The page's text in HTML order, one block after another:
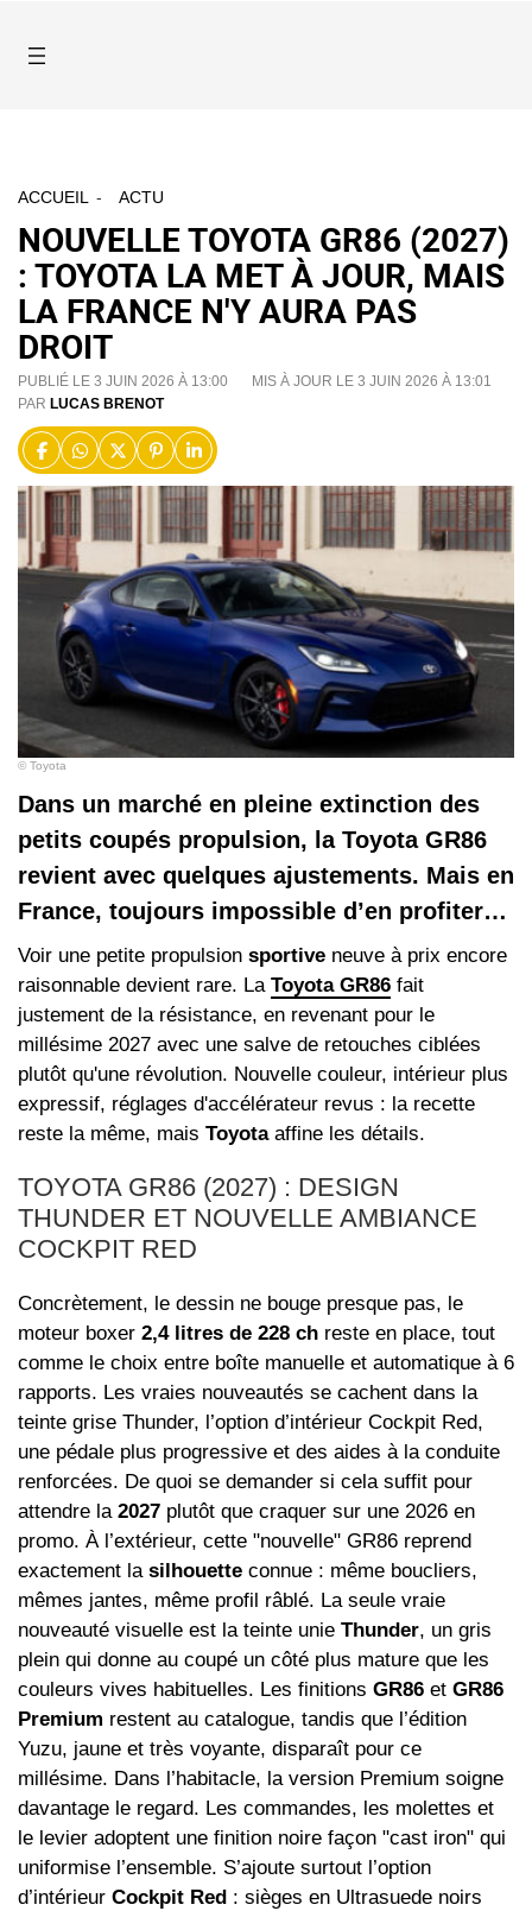
ACCUEIL ACTU
NOUVELLE TOYOTA GR86 (2027)
: TOYOTA LA MET À JOUR, MAIS
LA FRANCE N'Y AURA PAS
DROIT
PUBLIÉ LE 3 JUIN 2026 À 13:00
MIS À JOUR LE 3 JUIN 2026 À 13:01
PAR LUCAS BRENOT
© Toyota
Dans un marché en pleine extinction des
petits coupés propulsion, la Toyota GR86
revient avec quelques ajustements. Mais en
France, toujours impossible d’en profiter…
Voir une petite propulsion sportive neuve à prix encore
raisonnable devient rare. La Toyota GR86 fait
justement de la résistance, en revenant pour le
millésime 2027 avec une salve de retouches ciblées
plutôt qu'une révolution. Nouvelle couleur, intérieur plus
expressif, réglages d'accélérateur revus : la recette
reste la même, mais Toyotaaffine les détails.
TOYOTA GR86 (2027) : DESIGN
THUNDER ET NOUVELLE AMBIANCE
COCKPIT RED
Concrètement, le dessin ne bouge presque pas, le
moteur boxer 2,4 litres de 228 ch reste en place, tout
comme le choix entre boîte manuelle et automatique à 6
rapports. Les vraies nouveautés se cachent dans la
teinte grise Thunder, l’option d’intérieur Cockpit Red,
une pédale plus progressive et des aides à la conduite
renforcées. De quoi se demander si cela suffit pour
attendre la 2027 plutôt que craquer sur une 2026 en
promo. À l’extérieur, cette "nouvelle" GR86 reprend
exactement la silhouette connue : même boucliers,
mêmes jantes, même profil râblé. La seule vraie
nouveauté visuelle est la teinte unie Thunder, un gris
plein qui donne au coupé un côté plus mature que les
couleurs vives habituelles. Les finitions GR86 et GR86
Premium restent au catalogue, tandis que l’édition
Yuzu, jaune et très voyante, disparaît pour ce
millésime. Dans l’habitacle, la version Premium soigne
davantage le regard. Les commandes, les molettes et
le levier adoptent une finition noire façon "cast iron" qui
uniformise l’ensemble. S’ajoute surtout l’option
d’intérieur Cockpit Red : sièges en Ultrasuede noirs